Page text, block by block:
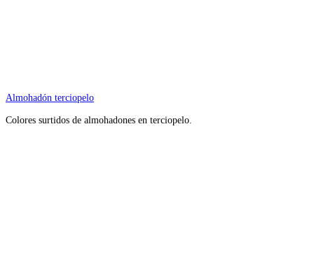
Almohadón terciopelo
Colores surtidos de almohadones en terciopelo.